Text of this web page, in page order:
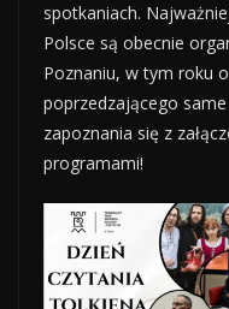
spotkaniach.
Polsce są obecnie
Poznaniu, w tym roku
poprzedzającego
zapoznania się z
programami!